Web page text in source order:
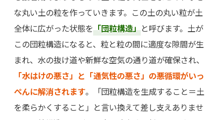
な丸い土の粒を作っていきます。この土の丸い粒が土
全体に広がった状態を「団粒構造」と呼びます。土が
この団粒構造になると、粒と粒の間に適度な隙間が生
まれ、水の抜け道や新鮮な空気の通り道が確保され、
「水はけの悪さ」と「通気性の悪さ」の悪循環がいっ
ぺんに解消されます。「団粒構造を生成すること＝土
を柔らかくすること」と言い換えて差し支えありませ